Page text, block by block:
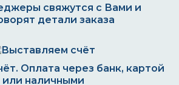
свяжутся с Вами и
детали заказа
Оплата через банк, картой
или наличными